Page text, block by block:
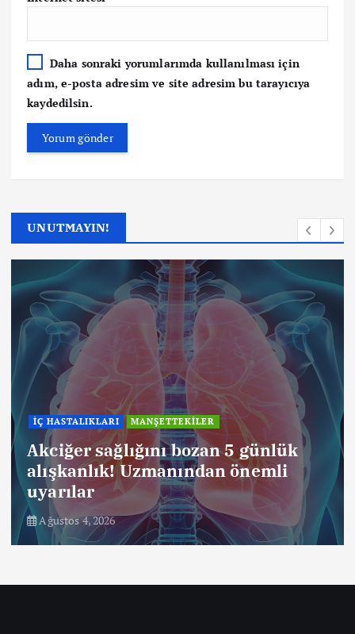
Daha sonraki yorumlarımda kullanılması için
adım, e-posta adresim ve site adresim bu tarayıcıya
kaydedilsin.
UNUTMAYIN!
İÇ HASTALIKLARI MANŞETTEKİLER
Akciğer sağlığını bozan 5 günlük
alışkanlık! Uzmanından önemli
uyarılar
Ağustos 4, 2026